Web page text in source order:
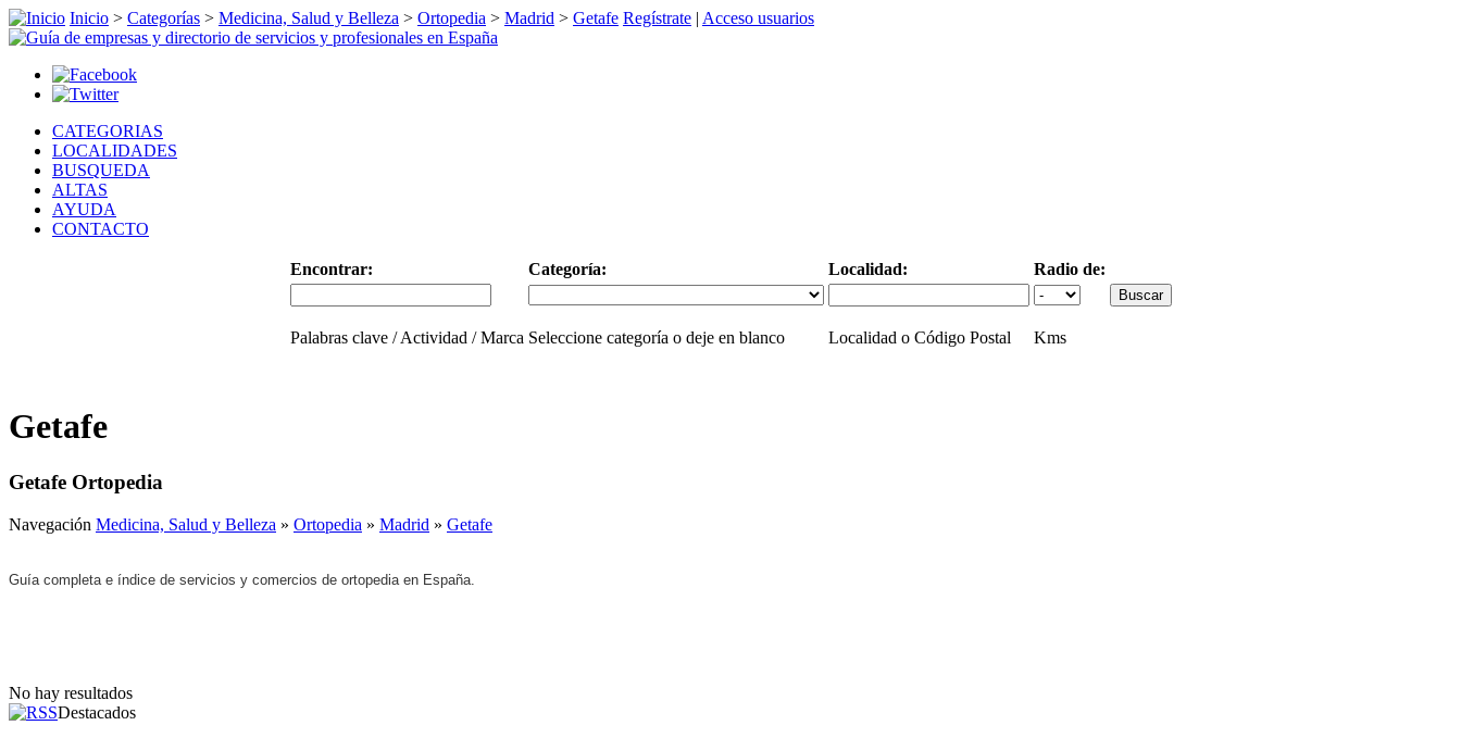
Inicio > Categorías > Medicina, Salud y Belleza > Ortopedia > Madrid > Getafe Regístrate | Acceso usuarios
CATEGORIAS
LOCALIDADES
BUSQUEDA
ALTAS
AYUDA
CONTACTO
Encontrar: Categoría: Localidad: Radio de:
Palabras clave / Actividad / Marca Seleccione categoría o deje en blanco Localidad o Código Postal Kms
Getafe
Getafe Ortopedia
Navegación Medicina, Salud y Belleza » Ortopedia » Madrid » Getafe
Guía completa e índice de servicios y comercios de ortopedia en España.
No hay resultados
Destacados